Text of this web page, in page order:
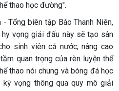
thao học đường".
- Tổng biên tập Báo Thanh Niên,
vọng giải đấu này sẽ tạo sân
sinh viên cả nước, nâng cao
quan trọng của rèn luyện thể
thao nói chung và bóng đá học
vọng thông qua quy mô giải